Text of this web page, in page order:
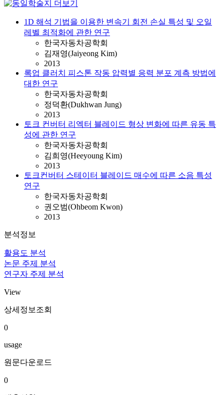
1D 해석 기법을 이용한 변속기 회전 손실 특성 및 오일
레벨 최적화에 관한 연구
한국자동차공학회
김재영(Jaiyeong Kim)
2013
록업 클러치 피스톤 작동 압력별 응력 분포 계측 방법에
대한 연구
한국자동차공학회
정덕환(Dukhwan Jung)
2013
토크 컨버터 리엑터 블레이드 형상 변화에 따른 유동 특
성에 관한 연구
한국자동차공학회
김희영(Heeyoung Kim)
2013
토크컨버터 스테이터 블레이드 매수에 따른 소음 특성
연구
한국자동차공학회
권오범(Ohbeom Kwon)
2013
분석정보
활용도 분석
논문 주제 분석
연구자 주제 분석
View
상세정보조회
0
usage
원문다운로드
0